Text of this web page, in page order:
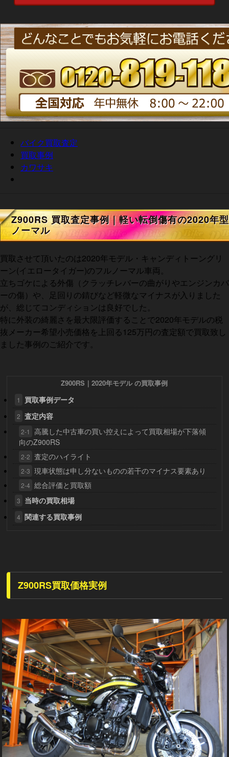
バイク買取査定
買取事例
カワサキ
Z900RS 買取査定事例｜軽い転倒傷有の2020年型
ノーマル
買取させて頂いたのは2020年モデル・キャンディトーングリ
ーン(イエロータイガー)のフルノーマル車両。
立ちゴケによる外傷（クラッチレバーの曲がりやエンジンカバ
ーの傷）や、足回りの錆びなど軽微なマイナスが入りました
が、総じてコンディションは良好でした。
特に外装の綺麗さを最大限評価することで2020年モデルの税
抜メーカー希望小売価格を上回る125万円の査定額で買取致し
ました事例のご紹介です。
Z900RS｜2020年モデル の買取事例
1 買取事例データ
2 査定内容
2-1
高騰した中古車の買い控えによって買取相場が下落傾
向のZ900RS
2-2 査定のハイライト
2-3 現車状態は申し分ないものの若干のマイナス要素あり
2-4 総合評価と買取額
3 当時の買取相場
4 関連する買取事例
Z900RS買取価格実例